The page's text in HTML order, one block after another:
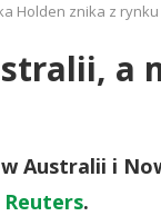
Holden znika z rynku
a
Australii i
.